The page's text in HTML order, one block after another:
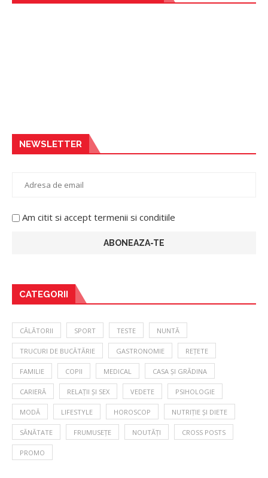
NEWSLETTER
Am citit si accept termenii si conditiile
CATEGORII
CĂLĂTORII SPORT TESTE NUNTĂ
TRUCURI DE BUCĂTĂRIE GASTRONOMIE REȚETE
FAMILIE COPII MEDICAL CASA ȘI GRĂDINA
CARIERĂ RELAȚII ȘI SEX VEDETE PSIHOLOGIE
MODĂ LIFESTYLE HOROSCOP NUTRIȚIE ȘI DIETE
SĂNĂTATE FRUMUSEȚE NOUTĂȚI CROSS POSTS
PROMO